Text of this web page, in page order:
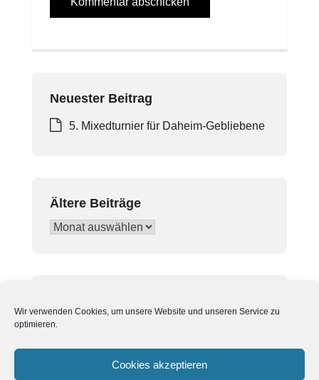
Wir verwenden Cookies, um unsere Website und unseren Service zu
optimieren.
Cookies akzeptieren
Neuester Beitrag
5. Mixedturnier für Daheim-Gebliebene
Ältere Beiträge
Ältere
Suchen